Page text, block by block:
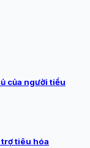
của người tiểu
tiêu hóa